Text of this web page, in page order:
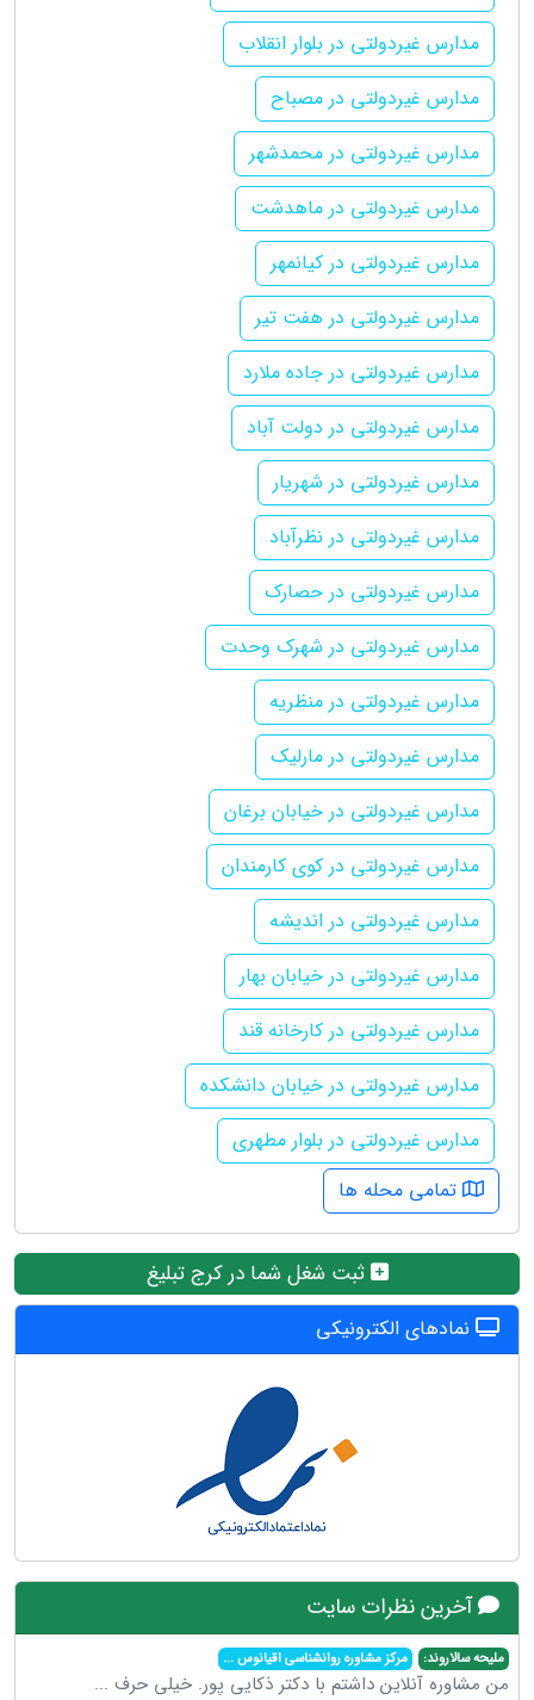
مدارس غیردولتی در بلوار انقلاب
مدارس غیردولتی در مصباح
مدارس غیردولتی در محمدشهر
مدارس غیردولتی در ماهدشت
مدارس غیردولتی در کیانمهر
مدارس غیردولتی در هفت تیر
مدارس غیردولتی در جاده ملارد
مدارس غیردولتی در دولت آباد
مدارس غیردولتی در شهریار
مدارس غیردولتی در نظرآباد
مدارس غیردولتی در حصارک
مدارس غیردولتی در شهرک وحدت
مدارس غیردولتی در منظریه
مدارس غیردولتی در مارلیک
مدارس غیردولتی در خیابان برغان
مدارس غیردولتی در کوی کارمندان
مدارس غیردولتی در اندیشه
مدارس غیردولتی در خیابان بهار
مدارس غیردولتی در کارخانه قند
مدارس غیردولتی در خیابان دانشکده
مدارس غیردولتی در بلوار مطهری
تمامی محله ها
ثبت شغل شما در کرج تبلیغ
نمادهای الکترونیکی
آخرین نظرات سایت
ملیحه سالاروند: مرکز مشاوره روانشناسی اقیانوس...
من مشاوره آنلاین داشتم با دکتر ذکایی پور. خیلی حرف ...